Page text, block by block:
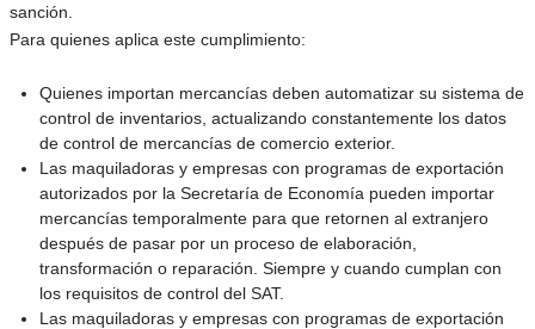
sanción.
Para quienes aplica este cumplimiento:
Quienes importan mercancías deben automatizar su sistema de
control de inventarios, actualizando constantemente los datos
de control de mercancías de comercio exterior.
Las maquiladoras y empresas con programas de exportación
autorizados por la Secretaría de Economía pueden importar
mercancías temporalmente para que retornen al extranjero
después de pasar por un proceso de elaboración,
transformación o reparación. Siempre y cuando cumplan con
los requisitos de control del SAT.
Las maquiladoras y empresas con programas de exportación